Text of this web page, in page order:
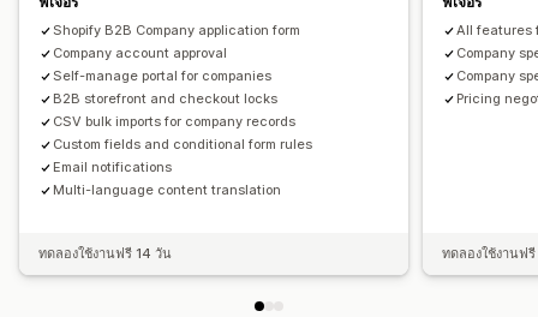
Shopify B2B Company application form
Company account approval
Self-manage portal for companies
B2B storefront and checkout locks
CSV bulk imports for company records
Custom fields and conditional form rules
Email notifications
Multi-language content translation
ทดลองใช้งานฟรี 14 วัน
All features
Company
Company
Pricing
ทดลองใช้งานฟ